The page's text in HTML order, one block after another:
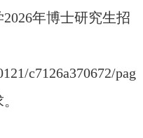
2026年博士研究生招
c7126a370672/